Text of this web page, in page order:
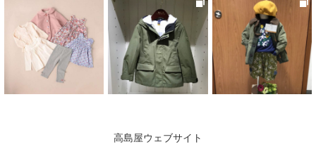
高島屋ウェブサイト